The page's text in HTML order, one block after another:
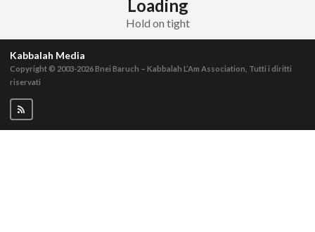
Loading
Hold on tight
Kabbalah Media
Copyright © 2003-2026Bnei Baruch – Kabbalah L’Am Association, Tutti i diritti
riservati